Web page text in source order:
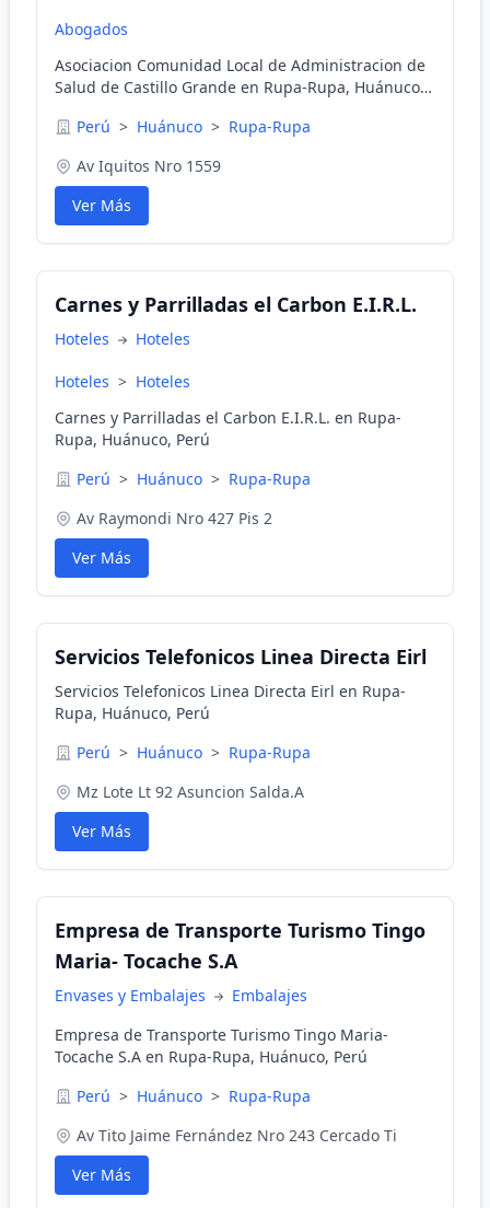
Abogados
Asociacion Comunidad Local de Administracion de
Salud de Castillo Grande en Rupa-Rupa, Huánuco,
Perú > Huánuco > Rupa-Rupa
Av Iquitos Nro 1559
Ver Más
Carnes y Parrilladas el Carbon E.I.R.L.
Hoteles Hoteles
Hoteles > Hoteles
Carnes y Parrilladas el Carbon E.I.R.L. en Rupa-
Rupa, Huánuco, Perú
Perú > Huánuco > Rupa-Rupa
Av Raymondi Nro 427 Pis 2
Ver Más
Servicios Telefonicos Linea Directa Eirl
Servicios Telefonicos Linea Directa Eirl en Rupa-
Rupa, Huánuco, Perú
Perú > Huánuco > Rupa-Rupa
Mz Lote Lt 92 Asuncion Salda.A
Ver Más
Empresa de Transporte Turismo Tingo
Maria- Tocache S.A
Envases y Embalajes
Embalajes
Empresa de Transporte Turismo Tingo Maria-
Tocache S.A en Rupa-Rupa, Huánuco, Perú
Perú > Huánuco > Rupa-Rupa
Av Tito Jaime Fernández Nro 243 Cercado Ti
Ver Más